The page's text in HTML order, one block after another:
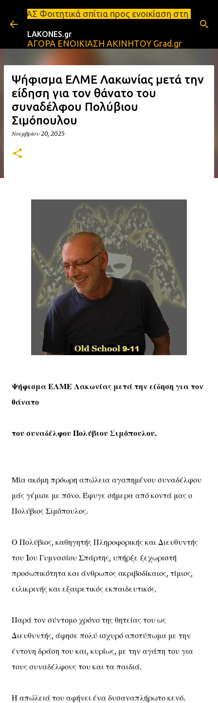
Μετάβαση στο κύριο περιεχόμενο
σπίτια προς ενοικίαση στη Σπάρτη
LAKONES.gr
ΑΓΟΡΑ ΕΝΟΙΚΙΑΣΗ ΑΚΙΝΗΤΟΥ Grad.gr
Ψήφισμα ΕΛΜΕ Λακωνίας μετά την
είδηση για τον θάνατο του
συναδέλφου Πολύβιου
Σιμόπουλου
Νοεμβρίου 20, 2025
Ψήφισμα ΕΛΜΕ Λακωνίας μετά την είδηση για τον
θάνατο
του συναδέλφου Πολύβιου Σιμόπουλου.
Μία ακόμη πρόωρη απώλεια αγαπημένου συναδέλφου
μάς γέμισε με πόνο. Έφυγε σήμερα από κοντά μας ο
Πολύβιος Σιμόπουλος.
Ο Πολύβιος, καθηγητής Πληροφορικής και Διευθυντής
του 1ου Γυμνασίου Σπάρτης, υπήρξε ξεχωριστή
προσωπικότητα και άνθρωπος ακριβοδίκαιος, τίμιος,
ειλικρινής και εξαιρετικός εκπαιδευτικός.
Παρά τον σύντομο χρόνο της θητείας του ως
Διευθυντής, άφησε πολύ ισχυρό αποτύπωμα με την
έντονη δράση του και, κυρίως, με την αγάπη του για
τους συναδέλφους του και τα παιδιά.
Η απώλειά του αφήνει ένα δυσαναπλήρωτο κενό.